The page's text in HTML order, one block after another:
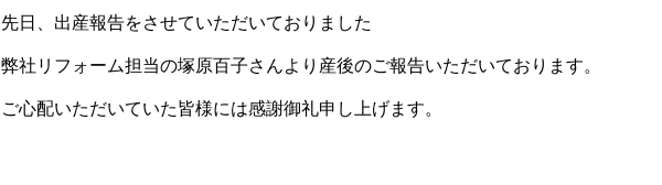
先日、出産報告をさせていただいておりました
弊社リフォーム担当の塚原百子さんより産後のご報告いただいております。
ご心配いただいていた皆様には感謝御礼申し上げます。